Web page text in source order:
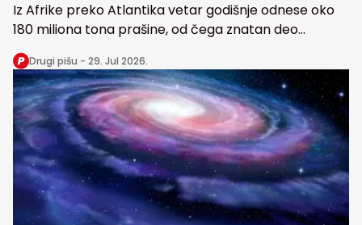
Iz Afrike preko Atlantika vetar godišnje odnese oko
180 miliona tona prašine, od čega znatan deo
snabdeva fosforom najveću tropsku kišnu šumu na
Zemlji
Drugi pišu - 29. Jul 2026.